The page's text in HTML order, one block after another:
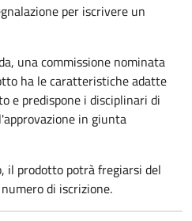
per iscrivere un
una commissione nominata
ha le caratteristiche adatte
e predispone i disciplinari di
in giunta
il prodotto potrà fregiarsi del
di iscrizione.